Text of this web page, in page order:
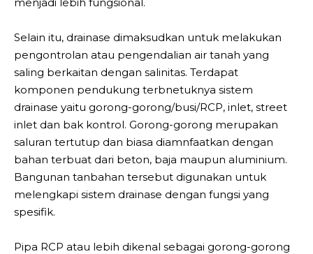
Selain itu, drainase dimaksudkan untuk melakukan
pengontrolan atau pengendalian air tanah yang
saling berkaitan dengan salinitas. Terdapat
komponen pendukung terbnetuknya sistem
drainase yaitu gorong-gorong/busi/RCP, inlet, street
inlet dan bak kontrol. Gorong-gorong merupakan
saluran tertutup dan biasa diamnfaatkan dengan
bahan terbuat dari beton, baja maupun aluminium.
Bangunan tanbahan tersebut digunakan untuk
melengkapi sistem drainase dengan fungsi yang
spesifik.
Pipa RCP atau lebih dikenal sebagai gorong-gorong